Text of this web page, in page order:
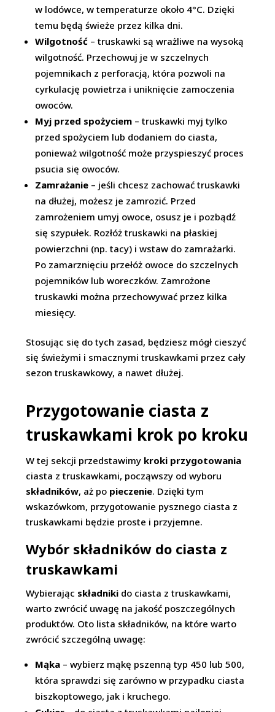
w lodówce, w temperaturze około 4°C. Dzięki
temu będą świeże przez kilka dni.
Wilgotność – truskawki są wrażliwe na wysoką
wilgotność. Przechowuj je w szczelnych
pojemnikach z perforacją, która pozwoli na
cyrkulację powietrza i uniknięcie zamoczenia
owoców.
Myj przed spożyciem – truskawki myj tylko
przed spożyciem lub dodaniem do ciasta,
ponieważ wilgotność może przyspieszyć proces
psucia się owoców.
Zamrażanie – jeśli chcesz zachować truskawki
na dłużej, możesz je zamrozić. Przed
zamrożeniem umyj owoce, osusz je i pozbądź
się szypułek. Rozłóż truskawki na płaskiej
powierzchni (np. tacy) i wstaw do zamrażarki.
Po zamarznięciu przełóż owoce do szczelnych
pojemników lub woreczków. Zamrożone
truskawki można przechowywać przez kilka
miesięcy.
Stosując się do tych zasad, będziesz mógł cieszyć
się świeżymi i smacznymi truskawkami przez cały
sezon truskawkowy, a nawet dłużej.
Przygotowanie ciasta z
truskawkami krok po kroku
W tej sekcji przedstawimy kroki przygotowania
ciasta z truskawkami, począwszy od wyboru
składników, aż po pieczenie. Dzięki tym
wskazówkom, przygotowanie pysznego ciasta z
truskawkami będzie proste i przyjemne.
Wybór składników do ciasta z
truskawkami
Wybierając składniki do ciasta z truskawkami,
warto zwrócić uwagę na jakość poszczególnych
produktów. Oto lista składników, na które warto
zwrócić szczególną uwagę:
Mąka – wybierz mąkę pszenną typ 450 lub 500,
która sprawdzi się zarówno w przypadku ciasta
biszkoptowego, jak i kruchego.